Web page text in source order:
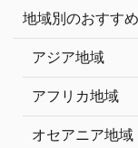
地域別のおすす
アジア地域
アフリカ地域
オセアニア地域